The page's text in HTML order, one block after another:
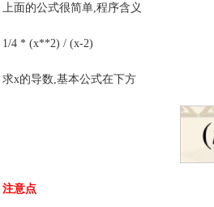
上面的公式很简单,程序含义
1/4 * (x**2) / (x-2)
求x的导数,基本公式在下方
注意点